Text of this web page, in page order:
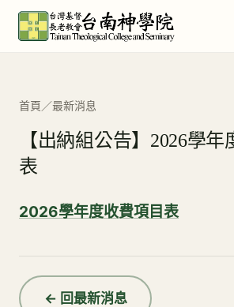
首頁 ／最新消息
【出納組公告】2026學年
表
2026學年度收費項目表
← 回最新消息